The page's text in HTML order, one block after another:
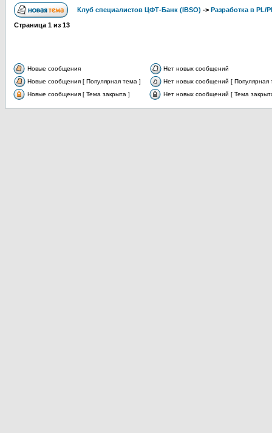
Клуб специалистов ЦФТ-Банк (IBSO) -> Разработка в PL/
Страница 1 из 13
Новые сообщения
Нет новых сообщений
Новые сообщения [ Популярная тема ]
Нет новых сообщений [ Популярная
Новые сообщения [ Тема закрыта ]
Нет новых сообщений [ Тема